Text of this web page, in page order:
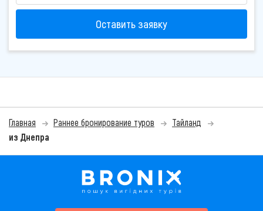
Оставить заявку
Главная Раннее бронирование туров
Тайланд
из Днепра